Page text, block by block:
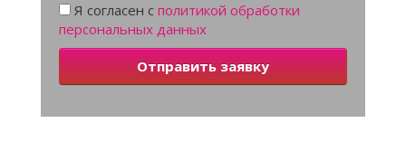
Я согласен с политикой обработки
персональных данных
Отправить заявку